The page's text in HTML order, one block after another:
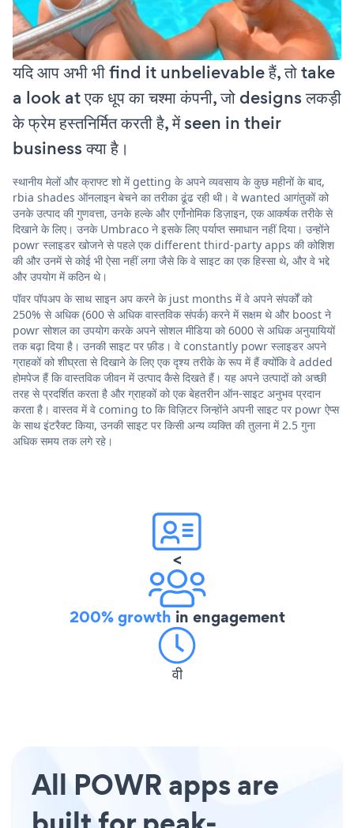
यदि आप अभी भी find it unbelievable हैं, तो take
a look at एक धूप का चश्मा कंपनी, जो designs लकड़ी
के फ्रेम हस्तनिर्मित करती है, में seen in their
business क्या है।
स्थानीय मेलों और क्राफ्ट शो में getting के अपने व्यवसाय के कुछ महीनों के बाद,
rbia shades ऑनलाइन बेचने का तरीका ढूंढ रही थी। वे wanted आगंतुकों को
उनके उत्पाद की गुणवत्ता, उनके हल्के और एर्गोनोमिक डिज़ाइन, एक आकर्षक तरीके से
दिखाने के लिए। उनके Umbraco ने इसके लिए पर्याप्त समाधान नहीं दिया। उन्होंने
powr स्लाइडर खोजने से पहले एक different third-party apps की कोशिश
की और उनमें से कोई भी ऐसा नहीं लगा जैसे कि वे साइट का एक हिस्सा थे, और वे भद्दे
और उपयोग में कठिन थे।
पॉवर पॉपअप के साथ साइन अप करने के just months में वे अपने संपर्कों को
250% से अधिक (600 से अधिक वास्तविक संपर्क) करने में सक्षम थे और boost ने
powr सोशल का उपयोग करके अपने सोशल मीडिया को 6000 से अधिक अनुयायियों
तक बढ़ा दिया है। उनकी साइट पर फ़ीड। वे constantly powr स्लाइडर अपने
ग्राहकों को शीघ्रता से दिखाने के लिए एक दृश्य तरीके के रूप में हैं क्योंकि वे added
होमपेज हैं कि वास्तविक जीवन में उत्पाद कैसे दिखते हैं। यह अपने उत्पादों को अच्छी
तरह से प्रदर्शित करता है और ग्राहकों को एक बेहतरीन ऑन-साइट अनुभव प्रदान
करता है। वास्तव में वे coming to कि विज़िटर जिन्होंने अपनी साइट पर powr ऐप्स
के साथ इंटरैक्ट किया, उनकी साइट पर किसी अन्य व्यक्ति की तुलना में 2.5 गुना
अधिक समय तक लगे रहे।
<
200% growth in engagement
वी
All POWR apps are